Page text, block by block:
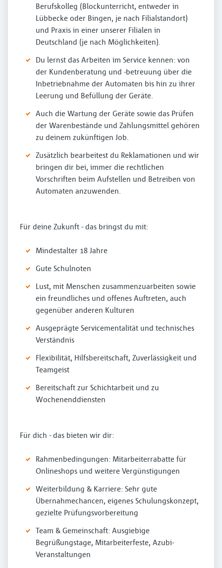
Berufskolleg (Blockunterricht, entweder in
Lübbecke oder Bingen, je nach Filialstandort)
und Praxis in einer unserer Filialen in
Deutschland (je nach Möglichkeiten).
Du lernst das Arbeiten im Service kennen: von
der Kundenberatung und -betreuung über die
Inbetriebnahme der Automaten bis hin zu ihrer
Leerung und Befüllung der Geräte.
Auch die Wartung der Geräte sowie das Prüfen
der Warenbestände und Zahlungsmittel gehören
zu deinem zukünftigen Job.
Zusätzlich bearbeitest du Reklamationen und wir
bringen dir bei, immer die rechtlichen
Vorschriften beim Aufstellen und Betreiben von
Automaten anzuwenden.
Für deine Zukunft - das bringst du mit:
Mindestalter 18 Jahre
Gute Schulnoten
Lust, mit Menschen zusammenzuarbeiten sowie
ein freundliches und offenes Auftreten, auch
gegenüber anderen Kulturen
Ausgeprägte Servicementalität und technisches
Verständnis
Flexibilität, Hilfsbereitschaft, Zuverlässigkeit und
Teamgeist
Bereitschaft zur Schichtarbeit und zu
Wochenenddiensten
Für dich - das bieten wir dir:
Rahmenbedingungen: Mitarbeiterrabatte für
Onlineshops und weitere Vergünstigungen
Weiterbildung & Karriere: Sehr gute
Übernahmechancen, eigenes Schulungskonzept,
gezielte Prüfungsvorbereitung
Team & Gemeinschaft: Ausgiebige
Begrüßungstage, Mitarbeiterfeste, Azubi-
Veranstaltungen